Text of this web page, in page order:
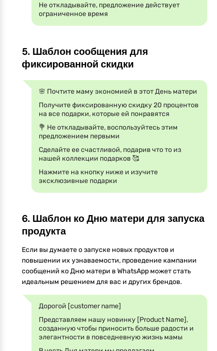
Не откладывайте, предложение действует
ограниченное время
5. Шаблон сообщения для
фиксированной скидки
🌸 Почтите маму экономией в этот День матери
Получите фиксированную скидку 20 процентов
на все подарки, которые ей понравятся
💐 Не откладывайте, воспользуйтесь этим
предложением первыми
Сделайте ее счастливой, подарив что то из
нашей коллекции подарков 🥰
Нажмите на кнопку ниже и изучите
эксклюзивные подарки
6. Шаблон ко Дню матери для запуска
продукта
Если вы думаете о запуске новых продуктов и
повышении их узнаваемости, проведение кампании
сообщений ко Дню матери в WhatsApp может стать
идеальным решением для вас и других брендов.
Дорогой [customer name]
Представляем нашу новинку [Product Name],
созданную чтобы приносить больше радости и
элегантности в повседневную жизнь мамы